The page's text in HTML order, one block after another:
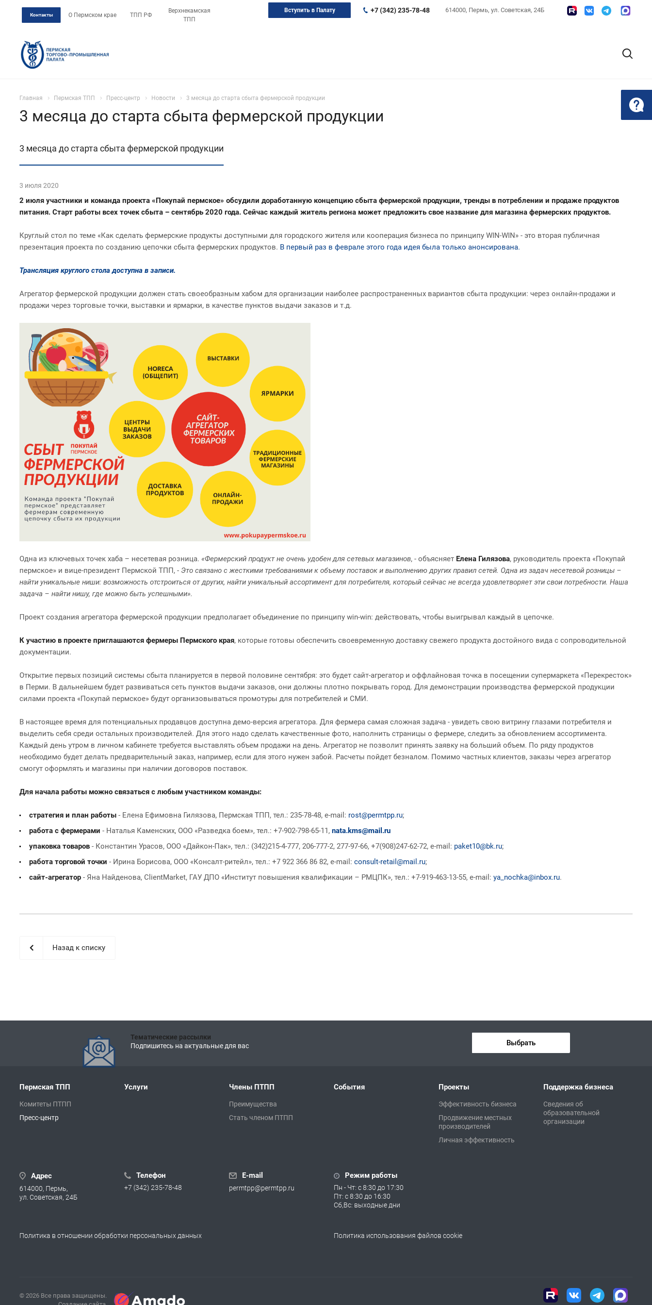
Контакты О Пермском крае ТПП РФ
Верхнекамская
ТПП
614000, Пермь, ул. Советская, 24Б
+7 (342) 235-78-48
Вступить в Палату
Главная Пермская ТПП Пресс-центр Новости 3 месяца до старта сбыта фермерской продукции
3 месяца до старта сбыта фермерской продукции
3 месяца до старта сбыта фермерской продукции
3 июля 2020
2 июля участники и команда проекта «Покупай пермское» обсудили доработанную концепцию сбыта фермерской продукции, тренды в потреблении и продаже продуктов
питания. Старт работы всех точек сбыта – сентябрь 2020 года. Сейчас каждый житель региона может предложить свое название для магазина фермерских продуктов.
Круглый стол по теме «Как сделать фермерские продукты доступными для городского жителя или кооперация бизнеса по принципу WIN-WIN» - это вторая публичная
презентация проекта по созданию цепочки сбыта фермерских продуктов. В первый раз в феврале этого года идея была только анонсирована.
Трансляция круглого стола доступна в записи.
Агрегатор фермерской продукции должен стать своеобразным хабом для организации наиболее распространенных вариантов сбыта продукции: через онлайн-продажи и
продажи через торговые точки, выставки и ярмарки, в качестве пунктов выдачи заказов и т.д.
Одна из ключевых точек хаба – несетевая розница. «Фермерский продукт не очень удобен для сетевых магазинов, - объясняет Елена Гилязова, руководитель проекта «Покупай
пермское» и вице-президент Пермской ТПП, - Это связано с жесткими требованиями к объему поставок и выполнению других правил сетей. Одна из задач несетевой розницы –
найти уникальные ниши: возможность отстроиться от других, найти уникальный ассортимент для потребителя, который сейчас не всегда удовлетворяет эти свои потребности. Наша
задача – найти нишу, где можно быть успешными».
Проект создания агрегатора фермерской продукции предполагает объединение по принципу win-win: действовать, чтобы выигрывал каждый в цепочке.
К участию в проекте приглашаются фермеры Пермского края, которые готовы обеспечить своевременную доставку свежего продукта достойного вида с сопроводительной
документации.
Открытие первых позиций системы сбыта планируется в первой половине сентября: это будет сайт-агрегатор и оффлайновая точка в посещении супермаркета «Перекресток»
в Перми. В дальнейшем будет развиваться сеть пунктов выдачи заказов, они должны плотно покрывать город. Для демонстрации производства фермерской продукции
силами проекта «Покупай пермское» будут организовываться промотуры для потребителей и СМИ.
В настоящее время для потенциальных продавцов доступна демо-версия агрегатора. Для фермера самая сложная задача - увидеть свою витрину глазами потребителя и
выделить себя среди остальных производителей. Для этого надо сделать качественные фото, наполнить страницы о фермере, следить за обновлением ассортимента.
Каждый день утром в личном кабинете требуется выставлять объем продажи на день. Агрегатор не позволит принять заявку на больший объем. По ряду продуктов
необходимо будет делать предварительный заказ, например, если для этого нужен забой. Расчеты пойдет безналом. Помимо частных клиентов, заказы через агрегатор
смогут оформлять и магазины при наличии договоров поставок.
Для начала работы можно связаться с любым участником команды:
стратегия и план работы - Елена Ефимовна Гилязова, Пермская ТПП, тел.: 235-78-48, e-mail: rost@permtpp.ru;
работа с фермерами - Наталья Каменских, ООО «Разведка боем», тел.: +7-902-798-65-11, nata.kms@mail.ru
упаковка товаров - Константин Урасов, ООО «Дайкон-Пак», тел.: (342)215-4-777, 206-777-2, 277-97-66, +7(908)247-62-72, e-mail: paket10@bk.ru;
работа торговой точки - Ирина Борисова, ООО «Консалт-ритейл», тел.: +7 922 366 86 82, e-mail: consult-retail@mail.ru;
сайт-агрегатор - Яна Найденова, ClientMarket, ГАУ ДПО «Институт повышения квалификации – РМЦПК», тел.: +7-919-463-13-55, e-mail: ya_nochka@inbox.ru.
Назад к списку
Тематические рассылки
Подпишитесь на актуальные для вас
Выбрать
Пермская ТПП
Комитеты ПТПП
Пресс-центр
Услуги Члены ПТПП
Преимущества
Стать членом ПТПП
События Проекты
Эффективность бизнеса
Продвижение местных
производителей
Личная эффективность
Поддержка бизнеса
Сведения об
образовательной
организации
Адрес
614000, Пермь,
ул. Советская, 24Б
Телефон
+7 (342) 235-78-48
E-mail
permtpp@permtpp.ru
Режим работы
Пн - Чт: с 8:30 до 17:30
Пт: с 8:30 до 16:30
Сб,Вс: выходные дни
Политика в отношении обработки персональных данных Политика использования файлов cookie
© 2026 Все права защищены.